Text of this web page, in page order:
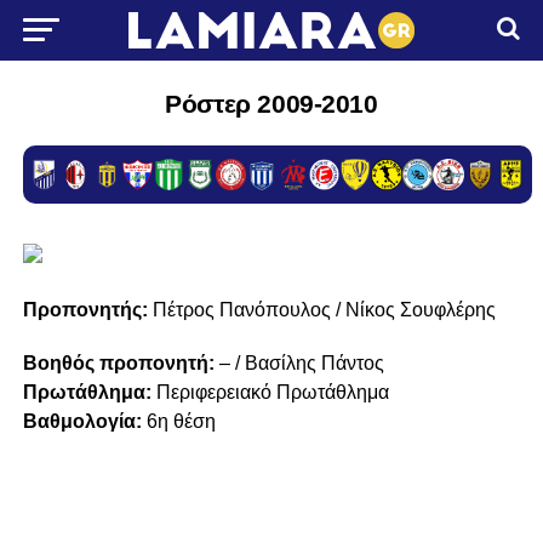
Ρόστερ 2009-2010
Προπονητής: Πέτρος Πανόπουλος / Νίκος Σουφλέρης
Βοηθός προπονητή: – / Βασίλης Πάντος
Πρωτάθλημα: Περιφερειακό Πρωτάθλημα
Βαθμολογία: 6η θέση